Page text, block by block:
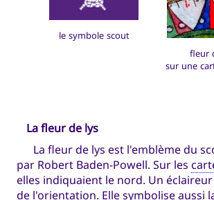
le symbole scout
fleur
sur une
La fleur de lys
La fleur de lys est l'emblème du
par Robert Baden-Powell. Sur les
elles indiquaient le nord. Un
de l'orientation. Elle symbolise aussi